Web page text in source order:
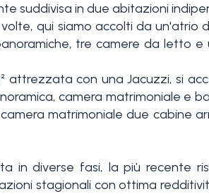
suddivisa in due abitazioni
qui siamo accolti da un'atrio
tre camere da letto
con una Jacuzzi, si
camera matrimoniale e
matrimoniale due cabine
in diverse fasi, la più recente
stagionali con ottima